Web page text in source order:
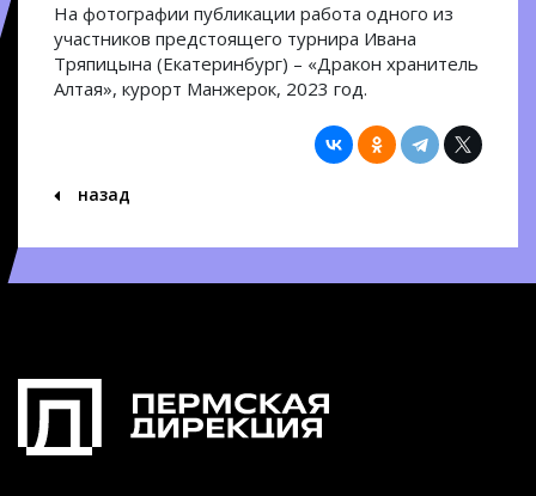
На фотографии публикации работа одного из
участников предстоящего турнира Ивана
Тряпицына (Екатеринбург) – «Дракон хранитель
Алтая», курорт Манжерок, 2023 год.
назад